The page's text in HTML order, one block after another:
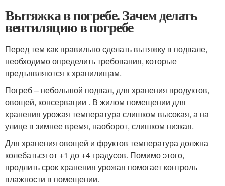
Вытяжка в погребе. Зачем делать
вентиляцию в погребе
Перед тем как правильно сделать вытяжку в подвале,
необходимо определить требования, которые
предъявляются к хранилищам.
Погреб – небольшой подвал, для хранения продуктов,
овощей, консервации . В жилом помещении для
хранения урожая температура слишком высокая, а на
улице в зимнее время, наоборот, слишком низкая.
Для хранения овощей и фруктов температура должна
колебаться от +1 до +4 градусов. Помимо этого,
продлить срок хранения урожая помогает контроль
влажности в помещении.